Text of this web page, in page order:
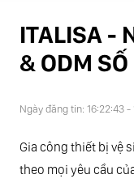
ITALISA -
& ODM
Ngày đăng tin: 16:22:43
Gia công thiết bị vệ
theo mọi yêu cầu